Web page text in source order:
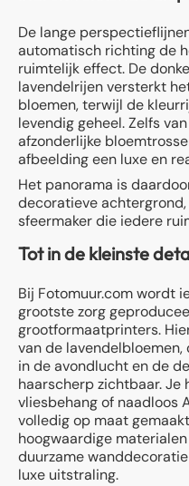
De lange
automatisch richting de
ruimtelijk effect. De
lavendelrijen versterkt
bloemen, terwijl de
levendig geheel. Zelfs
afzonderlijke
afbeelding een luxe en
Het panorama is
decoratieve
sfeermaker die iedere
Tot in de kleinste
Bij Fotomuur.com wordt
grootste zorg
grootformaatprinters.
van de
in de avondlucht en de
haarscherp zichtbaar. Je
vliesbehang of naadloos
volledig op maat
hoogwaardige
duurzame
luxe uitstraling.